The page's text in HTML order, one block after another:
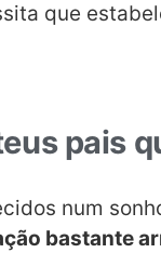
que
pais
num
bastante